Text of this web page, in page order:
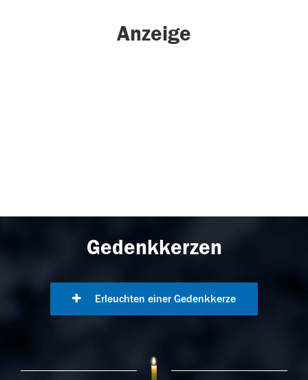
Anzeige
Gedenkkerzen
Erleuchten einer Gedenkkerze